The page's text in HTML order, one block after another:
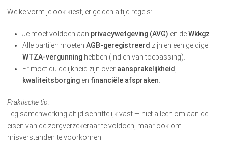
Welke vorm je ook kiest, er gelden altijd regels:
Je moet voldoen aan privacywetgeving (AVG) en deWkkgz
Alle partijen moeten AGB-geregistreerd zijn en een geldige
WTZA-vergunning hebben (indien van toepassing).
Er moet duidelijkheid zijn over aansprakelijkheid
kwaliteitsborging en financiële afspraken
Praktische tip:
Leg samenwerking altijd schriftelijk vast — niet alleen om aan de
eisen van de zorgverzekeraar te voldoen, maar ook om
misverstanden te voorkomen.